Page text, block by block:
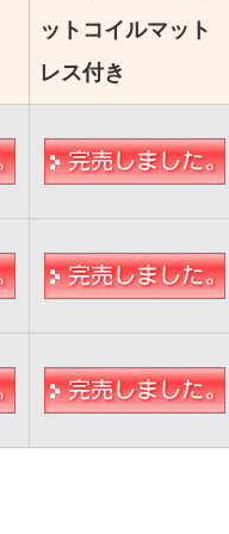
ットコイルマット
レス付き